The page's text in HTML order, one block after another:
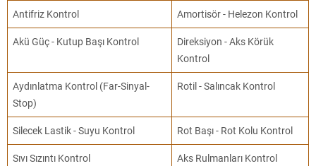
Antifriz Kontrol Amortisör - Helezon Kontrol
Akü Güç - Kutup Başı Kontrol
Direksiyon - Aks Körük
Kontrol
Aydınlatma Kontrol (Far-Sinyal-
Stop)
Rotil - Salıncak Kontrol
Silecek Lastik - Suyu Kontrol Rot Başı - Rot Kolu Kontrol
Sıvı Sızıntı Kontrol Aks Rulmanları Kontrol